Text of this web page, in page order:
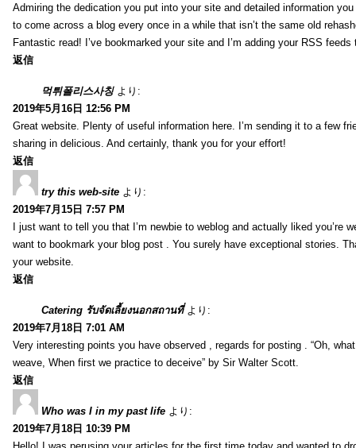
Admiring the dedication you put into your site and detailed information you
to come across a blog every once in a while that isn’t the same old
Fantastic read! I’ve bookmarked your site and I’m adding your RSS
返信
먹튀폴리스사칭 より:
2019年5月16日 12:56 PM
Great website. Plenty of useful information here. I’m sending it to a few
sharing in delicious. And certainly, thank you for your effort!
返信
try this web-site より:
2019年7月15日 7:57 PM
I just want to tell you that I’m newbie to weblog and actually liked you’re
want to bookmark your blog post . You surely have exceptional stories.
your website.
返信
Catering รับจัดเลี้ยงนอกสถานที่ より:
2019年7月18日 7:01 AM
Very interesting points you have observed , regards for posting . “Oh,
weave, When first we practice to deceive” by Sir Walter Scott.
返信
Who was I in my past life より:
2019年7月18日 10:39 PM
Hello! I was perusing your articles for the first time today and wanted to